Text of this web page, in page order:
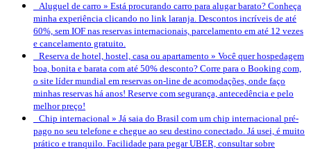
Aluguel de carro » Está procurando carro para alugar barato? Conheça
minha experiência clicando no link laranja. Descontos incríveis de até
60%, sem IOF nas reservas internacionais, parcelamento em até 12 vezes
e cancelamento gratuito.
Reserva de hotel, hostel, casa ou apartamento » Você quer hospedagem
boa, bonita e barata com até 50% desconto? Corre para o Booking.com,
o site líder mundial em reservas on-line de acomodações, onde faço
minhas reservas há anos! Reserve com segurança, antecedência e pelo
melhor preço!
Chip internacional » Já saia do Brasil com um chip internacional pré-
pago no seu telefone e chegue ao seu destino conectado. Já usei, é muito
prático e tranquilo. Facilidade para pegar UBER, consultar sobre